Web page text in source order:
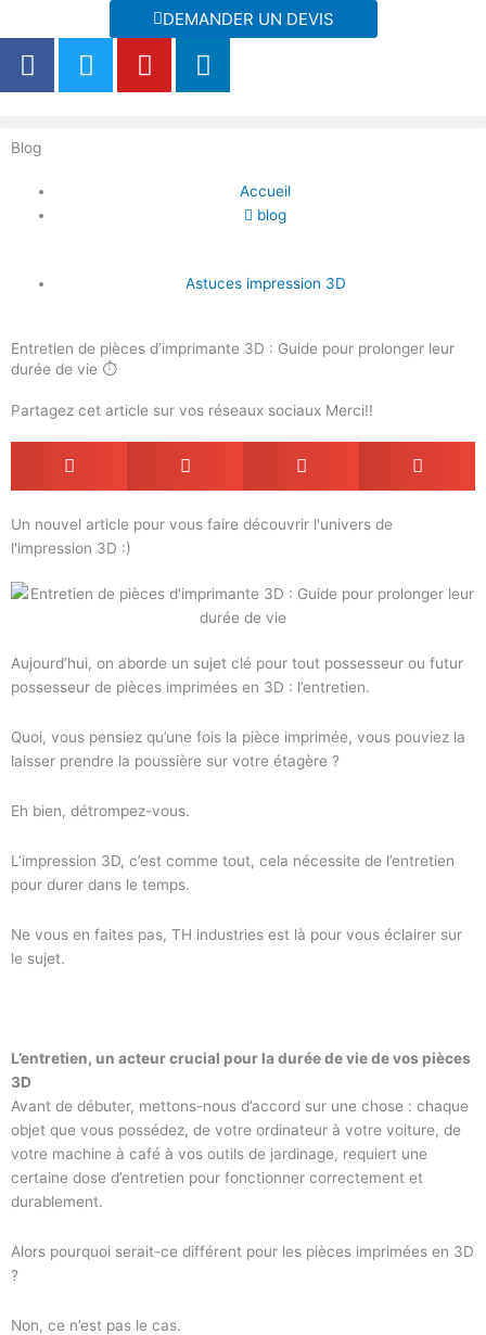
au
contenu
DEMANDER UN DEVIS
F
a
b
o
o
T
w
Y
o
L
i
Blog
Accueil
blog
Astuces impression 3D
Entretien de pièces d’imprimante 3D : Guide pour prolonger leur
durée de vie ⏱️
Partagez cet article sur vos réseaux sociaux Merci!!
Un nouvel article pour vous faire découvrir l'univers de
l'impression 3D :)
Aujourd’hui, on aborde un sujet clé pour tout possesseur ou futur
possesseur de pièces imprimées en 3D : l’entretien.
Quoi, vous pensiez qu’une fois la pièce imprimée, vous pouviez la
laisser prendre la poussière sur votre étagère ?
Eh bien, détrompez-vous.
L’impression 3D, c’est comme tout, cela nécessite de l’entretien
pour durer dans le temps.
Ne vous en faites pas, TH industries est là pour vous éclairer sur
le sujet.
L’entretien, un acteur crucial pour la durée de vie de vos pièces
3D
Avant de débuter, mettons-nous d’accord sur une chose : chaque
objet que vous possédez, de votre ordinateur à votre voiture, de
votre machine à café à vos outils de jardinage, requiert une
certaine dose d’entretien pour fonctionner correctement et
durablement.
Alors pourquoi serait-ce différent pour les pièces imprimées en 3D
?
Non, ce n’est pas le cas.